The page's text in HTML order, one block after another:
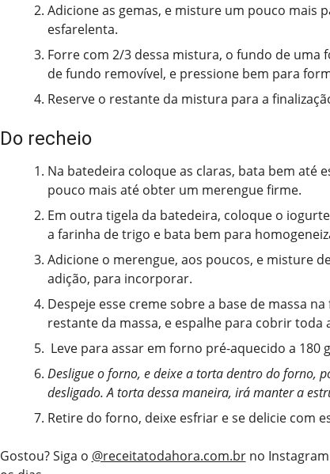
Adicione as gemas, e misture um pouco mais
esfarelenta.
Forre com 2/3 dessa mistura, o fundo de uma
de fundo removível, e pressione bem para
Reserve o restante da mistura para a
Do recheio
Na batedeira coloque as claras, bata bem até
pouco mais até obter um merengue firme.
Em outra tigela da batedeira, coloque o
a farinha de trigo e bata bem para
Adicione o merengue, aos poucos, e misture
adição, para incorporar.
Despeje esse creme sobre a base de massa
restante da massa, e espalhe para cobrir toda
Leve para assar em forno pré-aquecido a 180
Desligue o forno, e deixe a torta dentro do forno,
desligado. A torta dessa maneira, irá manter a
Retire do forno, deixe esfriar e se delicie com
Gostou? Siga o @receitatodahora.com.brno